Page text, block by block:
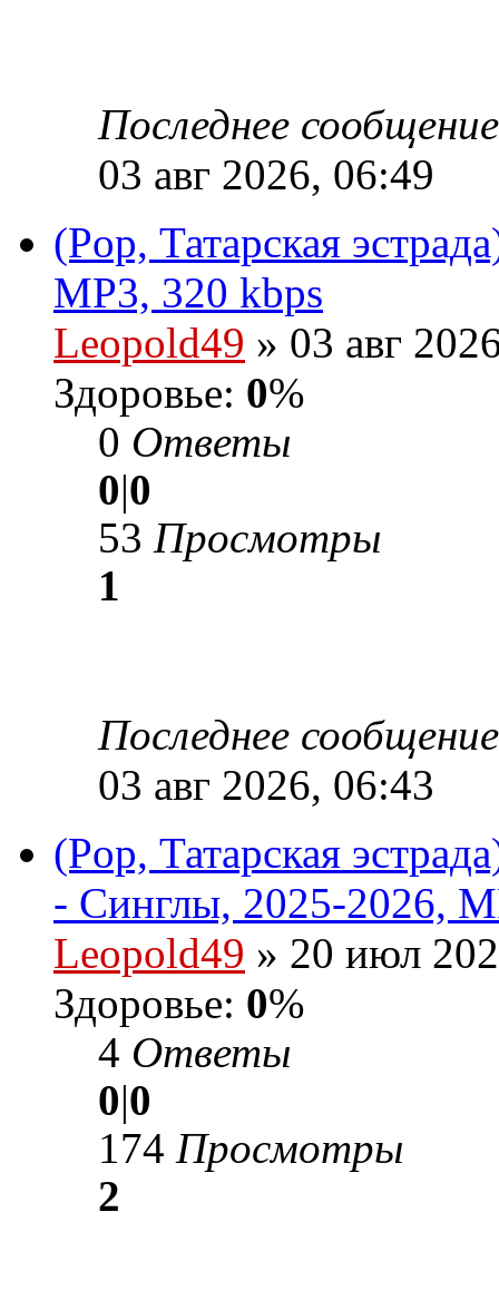
Последнее
03 авг 2026, 06:49
(Pop, Татарская
MP3, 320 kbps
Leopold49 » 03 авг
Здоровье: 0%
0 Ответы
0|0
53 Просмотры
1
Последнее
03 авг 2026, 06:43
(Pop, Татарская
- Синглы, 2025-2026,
Leopold49 » 20 июл
Здоровье: 0%
4 Ответы
0|0
174 Просмотры
2